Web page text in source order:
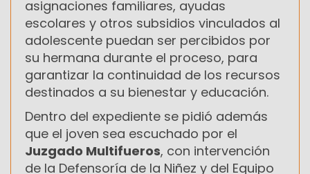
asignaciones familiares, ayudas
escolares y otros subsidios vinculados al
adolescente puedan ser percibidos por
su hermana durante el proceso, para
garantizar la continuidad de los recursos
destinados a su bienestar y educación.
Dentro del expediente se pidió además
que el joven sea escuchado por el
Juzgado Multifueros, con intervención
de la Defensoría de la Niñez y del Equipo